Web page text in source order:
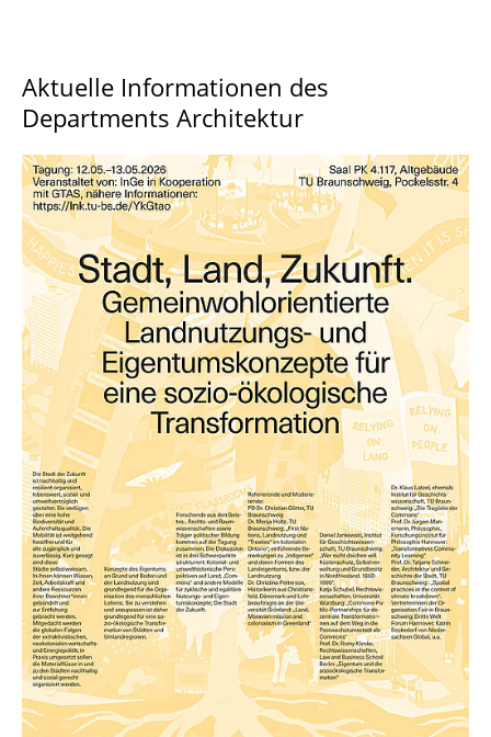
Aktuelle Informationen des
Departments Architektur